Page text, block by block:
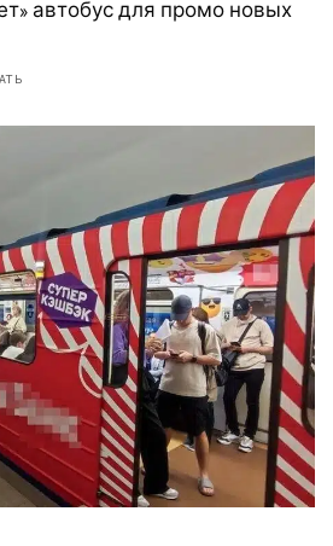
автобус для промо новых